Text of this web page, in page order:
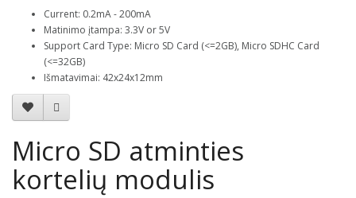
Current: 0.2mA - 200mA
Matinimo įtampa: 3.3V or 5V
Support Card Type: Micro SD Card (<=2GB), Micro SDHC Card
(<=32GB)
Išmatavimai: 42x24x12mm
Micro SD atminties
kortelių modulis